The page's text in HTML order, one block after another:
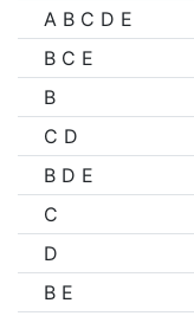
A B C D E
B C E
B
C D
B D E
C
D
B E